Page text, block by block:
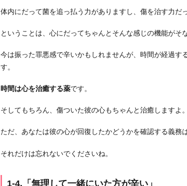
緒
い
方
辛
い」
1
5.
い
体内にだって菌を追っ払う力がありますし、傷を治す力だ
ということは、心にだってちゃんとそんな感じの機能がそ
今は振った罪悪感で辛いかもしれませんが、時間が経過す
す。
時間は心を治癒する薬です。
そしてもちろん、傷ついた彼の心もちゃんと治癒しますよ。
ただ、あなたは彼の心が回復したかどうかを確認する義務
それだけは忘れないでくださいね。
1-4.「無理して一緒にいた方が辛い」